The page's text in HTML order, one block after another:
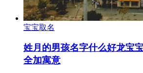
宝宝取名
姓月的男孩名字什么好龙宝
全加寓意